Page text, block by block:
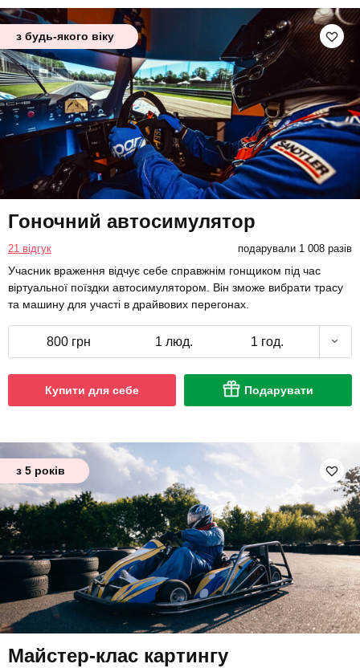
з будь-якого віку
Гоночний автосимулятор
21 відгук подарували 1 008 разів
Учасник враження відчує себе справжнім гонщиком під час
віртуальної поїздки автосимулятором. Він зможе вибрати трасу
та машину для участі в драйвових перегонах.
800 грн 1 люд. 1 год.
Купити для себе Подарувати
з 5 років
Майстер-клас картингу